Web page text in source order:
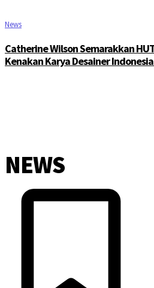
News
Catherine Wilson Semarakkan
Kenakan Karya Desainer
NEWS